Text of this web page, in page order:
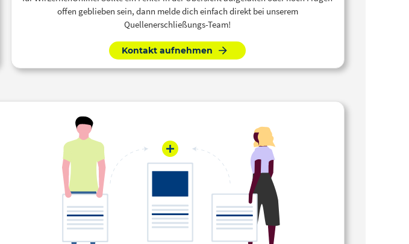
offen geblieben sein, dann melde dich einfach direkt bei unserem
Quellenerschließungs-Team!
Kontakt aufnehmen